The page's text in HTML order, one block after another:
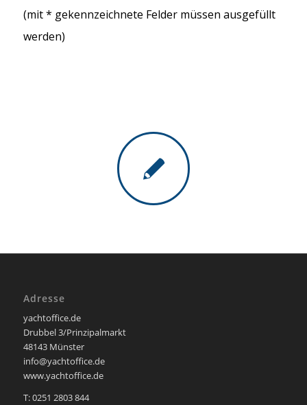
Adresse
yachtoffice.de
Drubbel 3/Prinzipalmarkt
48143 Münster
info@yachtoffice.de
www.yachtoffice.de
T: 0251 2803 844